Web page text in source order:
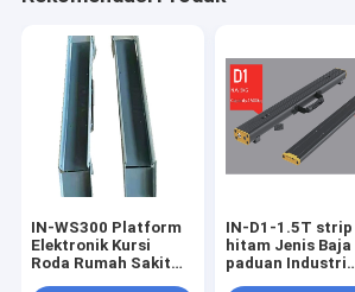
IN-WS300 Platform
Elektronik Kursi
Roda Rumah Sakit
IN-D1-1.5T strip
hitam Jenis Baja
paduan Industri